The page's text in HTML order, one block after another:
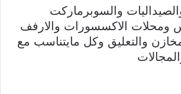
والسوبرماركت
ومحلات الاكسسورات والارفف
والتعليق وكل مايتناسب مع